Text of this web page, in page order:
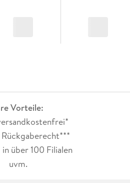
Vorteile:
Rückgaberecht***
über 100 Filialen
uvm.